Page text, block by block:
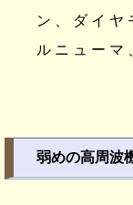
ン、ダイヤ
ルニューマ
弱めの高周波